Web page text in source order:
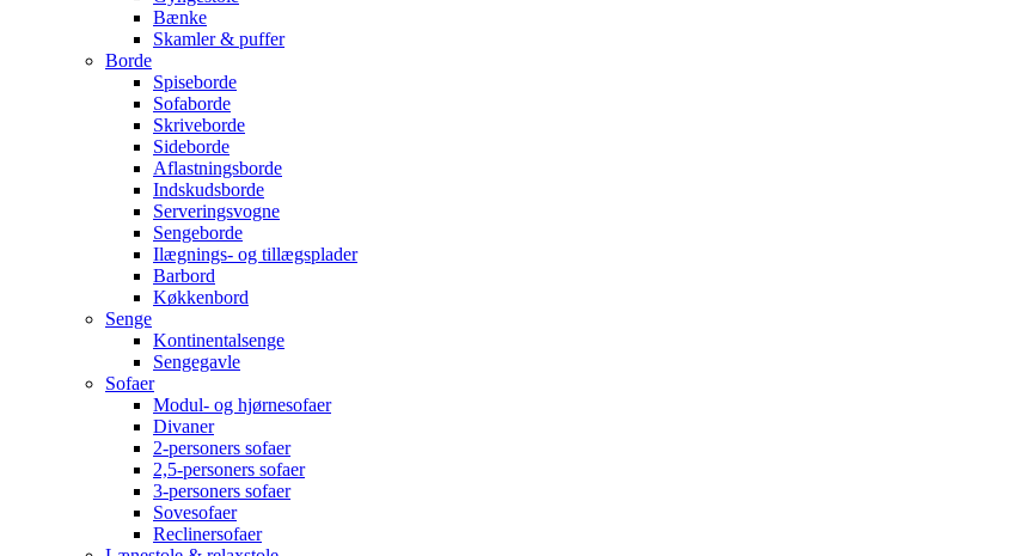
Bænke
Skamler & puffer
Borde
Spiseborde
Sofaborde
Skriveborde
Sideborde
Aflastningsborde
Indskudsborde
Serveringsvogne
Sengeborde
Ilægnings- og tillægsplader
Barbord
Køkkenbord
Senge
Kontinentalsenge
Sengegavle
Sofaer
Modul- og hjørnesofaer
Divaner
2-personers sofaer
2,5-personers sofaer
3-personers sofaer
Sovesofaer
Reclinersofaer